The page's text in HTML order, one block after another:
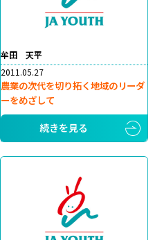
牟田 天平
2011.05.27
農業の次代を切り拓く地域のリーダ
ーをめざして
続きを見る